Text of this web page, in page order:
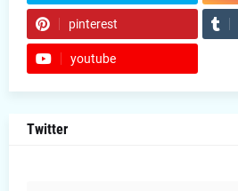
pinterest
youtube
Twitter